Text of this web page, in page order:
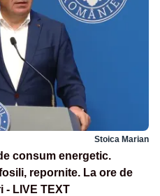
Stoica Marian
consum energetic.
repornite. La ore de
- LIVE TEXT